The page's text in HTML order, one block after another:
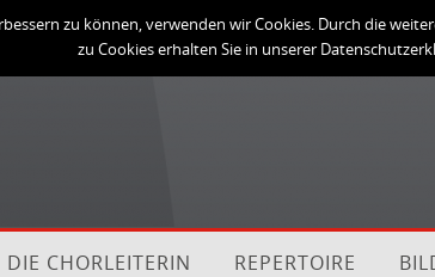
DIE CHORLEITERIN REPERTOIRE
zu können, verwenden wir Cookies. Durch die
zu Cookies erhalten Sie in unserer